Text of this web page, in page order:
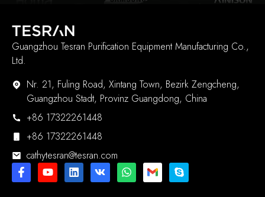
Guangzhou Tesran Purification Equipment Manufacturing Co.,
Ltd.
Nr. 21, Fuling Road, Xintang Town, Bezirk Zengcheng,
Guangzhou Stadt, Provinz Guangdong, China
+86 17322261448
+86 17322261448
cathytesran@tesran.com